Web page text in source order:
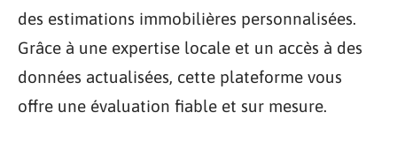
des estimations immobilières personnalisées.
Grâce à une expertise locale et un accès à des
données actualisées, cette plateforme vous
offre une évaluation fiable et sur mesure.